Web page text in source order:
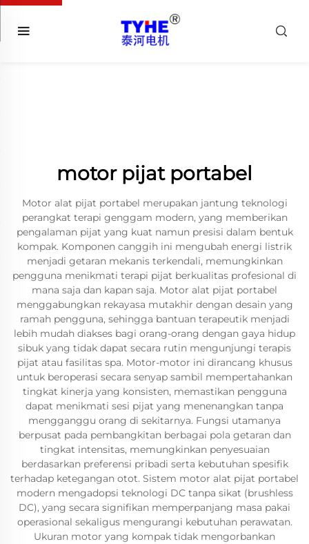
motor pijat portabel
Motor alat pijat portabel merupakan jantung teknologi
perangkat terapi genggam modern, yang memberikan
pengalaman pijat yang kuat namun presisi dalam bentuk
kompak. Komponen canggih ini mengubah energi listrik
menjadi getaran mekanis terkendali, memungkinkan
pengguna menikmati terapi pijat berkualitas profesional di
mana saja dan kapan saja. Motor alat pijat portabel
menggabungkan rekayasa mutakhir dengan desain yang
ramah pengguna, sehingga bantuan terapeutik menjadi
lebih mudah diakses bagi orang-orang dengan gaya hidup
sibuk yang tidak dapat secara rutin mengunjungi terapis
pijat atau fasilitas spa. Motor-motor ini dirancang khusus
untuk beroperasi secara senyap sambil mempertahankan
tingkat kinerja yang konsisten, memastikan pengguna
dapat menikmati sesi pijat yang menenangkan tanpa
mengganggu orang di sekitarnya. Fungsi utamanya
berpusat pada pembangkitan berbagai pola getaran dan
tingkat intensitas, memungkinkan penyesuaian
berdasarkan preferensi pribadi serta kebutuhan spesifik
terhadap ketegangan otot. Sistem motor alat pijat portabel
modern mengadopsi teknologi DC tanpa sikat (brushless
DC), yang secara signifikan memperpanjang masa pakai
operasional sekaligus mengurangi kebutuhan perawatan.
Ukuran motor yang kompak tidak mengorbankan